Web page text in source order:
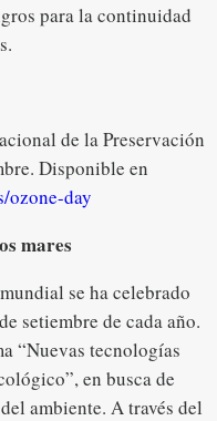
para la continuidad
de la Preservación
Disponible en
ozone-day
mares
se ha celebrado
setiembre de cada año.
“Nuevas tecnologías
en busca de
ambiente. A través del